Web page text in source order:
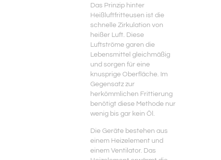
Das Prinzip hinter
Heißluftfritteusen ist die
schnelle Zirkulation von
heißer Luft. Diese
Luftströme garen die
Lebensmittel gleichmäßig
und sorgen für eine
knusprige Oberfläche. Im
Gegensatz zur
herkömmlichen Frittierung
benötigt diese Methode nur
wenig bis gar kein Öl.
Die Geräte bestehen aus
einem Heizelement und
einem Ventilator. Das